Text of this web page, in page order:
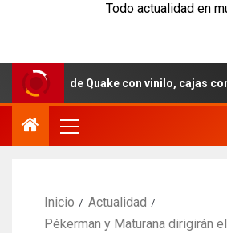
Todo actualidad en
de Quake con vinilo, cajas
Inicio
Actualidad
Pékerman y Maturana dirigirán